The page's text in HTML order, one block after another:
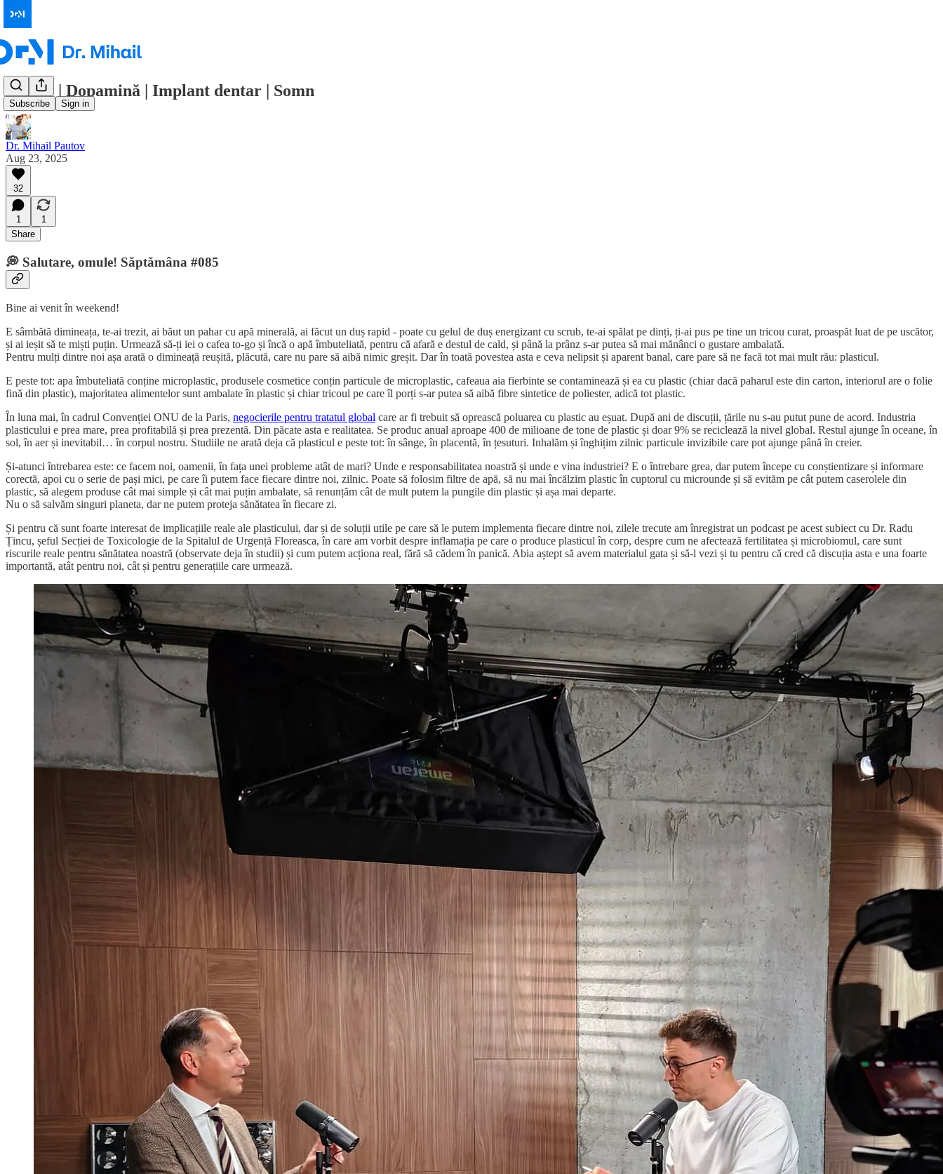
Subscribe Sign in
Plastic | Dopamină | Implant dentar | Somn
Dr. Mihail Pautov
Aug 23, 2025
32
1
1
Share
💭 Salutare, omule! Săptămâna #085
Bine ai venit în weekend!
E sâmbătă dimineața, te-ai trezit, ai băut un pahar cu apă minerală, ai făcut un duș rapid - poate cu gelul de duș energizant cu scrub, te-ai spălat pe dinți, ți-ai pus pe tine un tricou curat, proaspăt luat de pe uscător,
și ai ieșit să te miști puțin. Urmează să-ți iei o cafea to-go și încă o apă îmbuteliată, pentru că afară e destul de cald, și până la prânz s-ar putea să mai mănânci o gustare ambalată.
Pentru mulți dintre noi așa arată o dimineață reușită, plăcută, care nu pare să aibă nimic greșit. Dar în toată povestea asta e ceva nelipsit și aparent banal, care pare să ne facă tot mai mult rău: plasticul.
E peste tot: apa îmbuteliată conține microplastic, produsele cosmetice conțin particule de microplastic, cafeaua aia fierbinte se contaminează și ea cu plastic (chiar dacă paharul este din carton, interiorul are o folie
fină din plastic), majoritatea alimentelor sunt ambalate în plastic și chiar tricoul pe care îl porți s-ar putea să aibă fibre sintetice de poliester, adică tot plastic.
În luna mai, în cadrul Convenției ONU de la Paris, negocierile pentru tratatul global care ar fi trebuit să oprească poluarea cu plastic au eșuat. După ani de discuții, țările nu s-au putut pune de acord. Industria
plasticului e prea mare, prea profitabilă și prea prezentă. Din păcate asta e realitatea. Se produc anual aproape 400 de milioane de tone de plastic și doar 9% se reciclează la nivel global. Restul ajunge în oceane, în
sol, în aer și inevitabil… în corpul nostru. Studiile ne arată deja că plasticul e peste tot: în sânge, în placentă, în țesuturi. Inhalăm și înghițim zilnic particule invizibile care pot ajunge până în creier.
Și-atunci întrebarea este: ce facem noi, oamenii, în fața unei probleme atât de mari? Unde e responsabilitatea noastră și unde e vina industriei? E o întrebare grea, dar putem începe cu conștientizare și informare
corectă, apoi cu o serie de pași mici, pe care îi putem face fiecare dintre noi, zilnic. Poate să folosim filtre de apă, să nu mai încălzim plastic în cuptorul cu microunde și să evităm pe cât putem caserolele din
plastic, să alegem produse cât mai simple și cât mai puțin ambalate, să renunțăm cât de mult putem la pungile din plastic și așa mai departe.
Nu o să salvăm singuri planeta, dar ne putem proteja sănătatea în fiecare zi.
Și pentru că sunt foarte interesat de implicațiile reale ale plasticului, dar și de soluții utile pe care să le putem implementa fiecare dintre noi, zilele trecute am înregistrat un podcast pe acest subiect cu Dr. Radu
Țincu, șeful Secției de Toxicologie de la Spitalul de Urgență Floreasca, în care am vorbit despre inflamația pe care o produce plasticul în corp, despre cum ne afectează fertilitatea și microbiomul, care sunt
riscurile reale pentru sănătatea noastră (observate deja în studii) și cum putem acționa real, fără să cădem în panică. Abia aștept să avem materialul gata și să-l vezi și tu pentru că cred că discuția asta e una foarte
importantă, atât pentru noi, cât și pentru generațiile care urmează.